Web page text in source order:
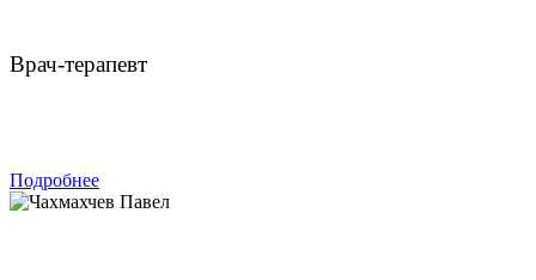
Врач-терапевт
Подробнее